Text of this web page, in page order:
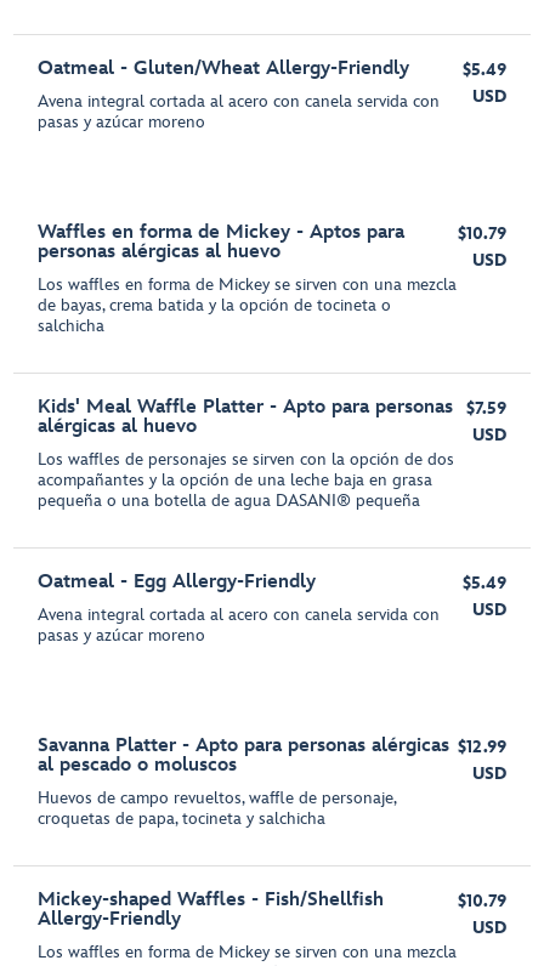
Oatmeal - Gluten/Wheat Allergy-Friendly
Avena integral cortada al acero con canela servida con
pasas y azúcar moreno
$5.49
USD
Waffles en forma de Mickey - Aptos para
personas alérgicas al huevo
Los waffles en forma de Mickey se sirven con una mezcla
de bayas, crema batida y la opción de tocineta o
salchicha
$10.79
USD
Kids' Meal Waffle Platter - Apto para personas
alérgicas al huevo
Los waffles de personajes se sirven con la opción de dos
acompañantes y la opción de una leche baja en grasa
pequeña o una botella de agua DASANI® pequeña
$7.59
USD
Oatmeal - Egg Allergy-Friendly
Avena integral cortada al acero con canela servida con
pasas y azúcar moreno
$5.49
USD
Savanna Platter - Apto para personas alérgicas
al pescado o moluscos
Huevos de campo revueltos, waffle de personaje,
croquetas de papa, tocineta y salchicha
$12.99
USD
Mickey-shaped Waffles - Fish/Shellfish
Allergy-Friendly
Los waffles en forma de Mickey se sirven con una mezcla
$10.79
USD